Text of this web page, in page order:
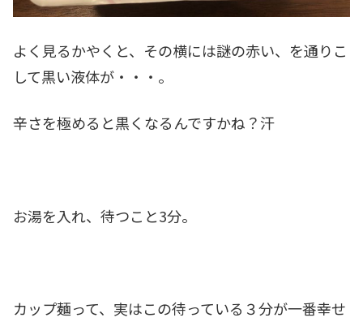
よく見るかやくと、その横には謎の赤い、を通りこ
して黒い液体が・・・。
辛さを極めると黒くなるんですかね？汗
お湯を入れ、待つこと3分。
カップ麺って、実はこの待っている３分が一番幸せ